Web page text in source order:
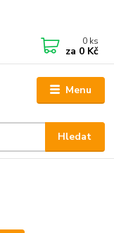
Menu
Hledat
0 ks
za 0 Kč